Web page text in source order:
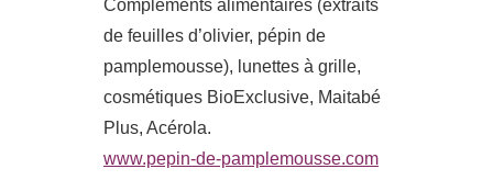
Compléments alimentaires (extraits
de feuilles d’olivier, pépin de
pamplemousse), lunettes à grille,
cosmétiques BioExclusive, Maitabé
Plus, Acérola.
www.pepin-de-pamplemousse.com